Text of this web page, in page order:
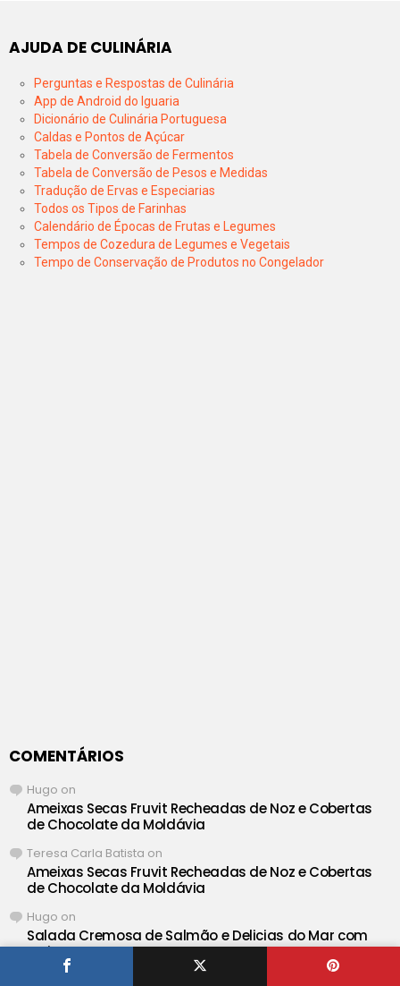
AJUDA DE CULINÁRIA
Perguntas e Respostas de Culinária
App de Android do Iguaria
Dicionário de Culinária Portuguesa
Caldas e Pontos de Açúcar
Tabela de Conversão de Fermentos
Tabela de Conversão de Pesos e Medidas
Tradução de Ervas e Especiarias
Todos os Tipos de Farinhas
Calendário de Épocas de Frutas e Legumes
Tempos de Cozedura de Legumes e Vegetais
Tempo de Conservação de Produtos no Congelador
COMENTÁRIOS
Hugo on
Ameixas Secas Fruvit Recheadas de Noz e Cobertas
de Chocolate da Moldávia
Teresa Carla Batista on
Ameixas Secas Fruvit Recheadas de Noz e Cobertas
de Chocolate da Moldávia
Hugo on
Salada Cremosa de Salmão e Delicias do Mar com
Maionese